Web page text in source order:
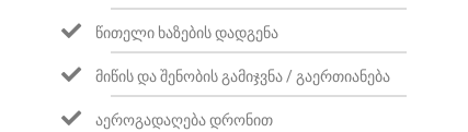
ᲬᲘᲗᲔᲚᲘ ᲮᲐᲖᲔᲑᲘᲡ ᲓᲐᲓᲒᲔᲜᲐ
ᲛᲘᲬᲘᲡ ᲓᲐ ᲨᲔᲜᲝᲑᲘᲡ ᲒᲐᲛᲘᲯᲕᲜᲐ / ᲒᲐᲔᲠᲗᲘᲐᲜᲔᲑᲐ
ᲐᲔᲠᲝᲒᲐᲓᲐᲦᲔᲑᲐ ᲓᲠᲝᲜᲘᲗ